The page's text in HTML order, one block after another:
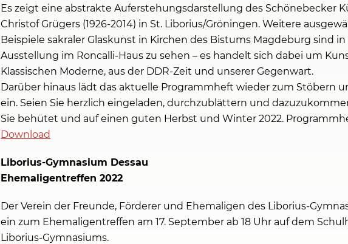
Es zeigt eine abstrakte Auferstehungsdarstellung des Schönebecker
Christof Grügers (1926-2014) in St. Liborius/Gröningen. Weitere
Beispiele sakraler Glaskunst in Kirchen des Bistums Magdeburg sind in
Ausstellung im Roncalli-Haus zu sehen – es handelt sich dabei um
Klassischen Moderne, aus der DDR-Zeit und unserer Gegenwart.
Darüber hinaus lädt das aktuelle Programmheft wieder zum Stöbern
ein. Seien Sie herzlich eingeladen, durchzublättern und
Sie behütet und auf einen guten Herbst und Winter 2022.
Download
Liborius-Gymnasium Dessau
Ehemaligentreffen 2022
Der Verein der Freunde, Förderer und Ehemaligen des Liborius-
ein zum Ehemaligentreffen am 17. September ab 18 Uhr auf dem
Liborius-Gymnasiums.